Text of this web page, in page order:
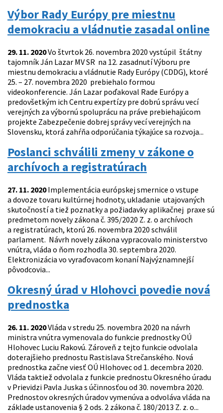
Výbor Rady Európy pre miestnu
demokraciu a vládnutie zasadal online
29. 11. 2020Vo štvrtok 26. novembra 2020 vystúpil štátny
tajomník Ján Lazar MV SR na 12. zasadnutí Výboru pre
miestnu demokraciu a vládnutie Rady Európy (CDDG), ktoré
25. – 27. novembra 2020 prebiehalo formou
videokonferencie. Ján Lazar poďakoval Rade Európy a
predovšetkým ich Centru expertízy pre dobrú správu vecí
verejných za výbornú spoluprácu na práve prebiehajúcom
projekte Zabezpečenie dobrej správy vecí verejných na
Slovensku, ktorá zahŕňa odporúčania týkajúce sa rozvoja...
Poslanci schválili zmeny v zákone o
archívoch a registratúrach
27. 11. 2020Implementácia európskej smernice o vstupe
a dovoze tovaru kultúrnej hodnoty, ukladanie utajovaných
skutočností a tiež poznatky a požiadavky aplikačnej praxe sú
predmetom novely zákona č. 395/2020 Z. z. o archívoch
a registratúrach, ktorú 26. novembra 2020 schválil
parlament. Návrh novely zákona vypracovalo ministerstvo
vnútra, vláda o ňom rozhodla 30. septembra 2020.
Elektronizácia vo vyraďovacom konaní Najvýznamnejší
pôvodcovia...
Okresný úrad v Hlohovci povedie nová
prednostka
26. 11. 2020Vláda v stredu 25. novembra 2020 na návrh
ministra vnútra vymenovala do funkcie prednostky OÚ
Hlohovec Luciu Rakovú. Zároveň z tejto funkcie odvolala
doterajšieho prednostu Rastislava Strečanského. Nová
prednostka začne viesť OÚ Hlohovec od 1. decembra 2020.
Vláda taktiež odvolala z funkcie prednostu Okresného úradu
v Prievidzi Pavla Juska s účinnosťou od 30. novembra 2020.
Prednostov okresných úradov vymenúva a odvoláva vláda na
základe ustanovenia § 2 ods. 2 zákona č. 180/2013 Z. z. o...